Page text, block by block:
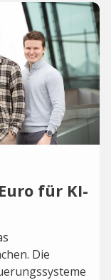
für KI-
Die